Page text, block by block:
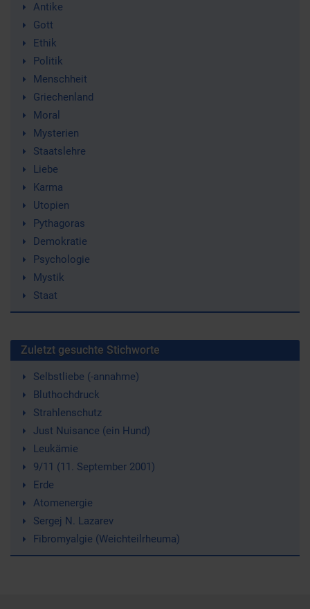
Antike
Gott
Ethik
Politik
Menschheit
Griechenland
Moral
Mysterien
Staatslehre
Liebe
Karma
Utopien
Pythagoras
Demokratie
Psychologie
Mystik
Staat
Zuletzt gesuchte Stichworte
Selbstliebe (-annahme)
Bluthochdruck
Strahlenschutz
Just Nuisance (ein Hund)
Leukämie
9/11 (11. September 2001)
Erde
Atomenergie
Sergej N. Lazarev
Fibromyalgie (Weichteilrheuma)